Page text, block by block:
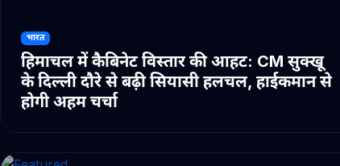
भारत
हिमाचल में कैबिनेट विस्तार की आहट: CM सुक्खू
के दिल्ली दौरे से बढ़ी सियासी हलचल, हाईकमान से
होगी अहम चर्चा